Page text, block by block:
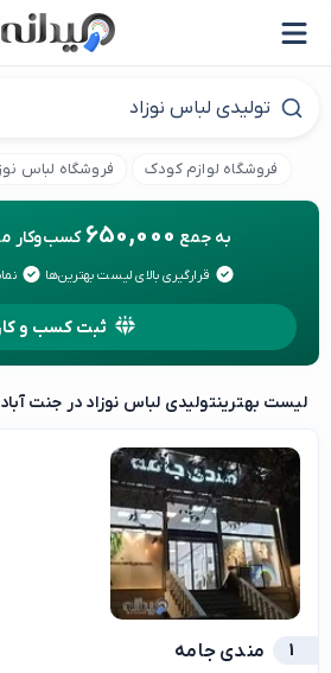
فروشگاه لوازم کودک فروشگاه لباس
به جمع 650,000 کسب‌وکار
قرارگیری بالای لیست بهترین‌ها
ثبت کسب و
لیست بهترینتولیدی لباس نوزاد در جنت
1 مندی جامه